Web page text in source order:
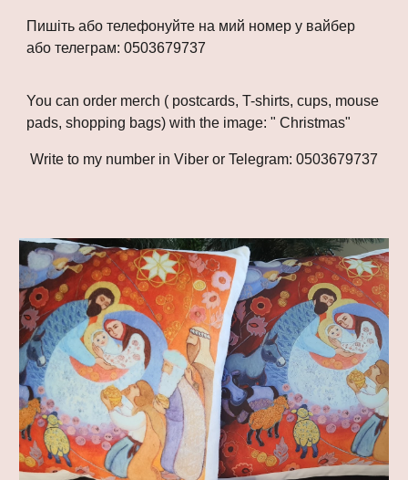
Пишіть або телефонуйте на мий номер у вайбер
або телеграм: 0503679737
You can order merch ( postcards, T-shirts, cups, mouse
pads, shopping bags) with the image: "Christmas"
Write to my number in Viber or Telegram: 0503679737